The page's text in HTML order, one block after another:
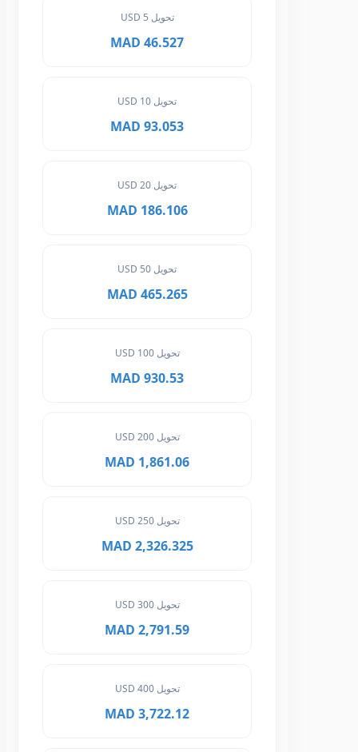
تحويل 5 USD
46.527 MAD
93.053 MAD
186.106 MAD
465.265 MAD
تحويل 100 USD
930.53 MAD
تحويل 200 USD
1,861.06 MAD
تحويل 250 USD
2,326.325 MAD
تحويل 300 USD
2,791.59 MAD
تحويل 400 USD
3,722.12 MAD